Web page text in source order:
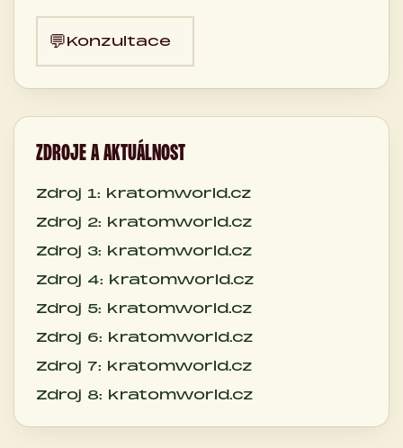
💬Konzultace
ZDROJE A AKTUÁLNOST
Zdroj 1: kratomworld.cz
Zdroj 2: kratomworld.cz
Zdroj 3: kratomworld.cz
Zdroj 4: kratomworld.cz
Zdroj 5: kratomworld.cz
Zdroj 6: kratomworld.cz
Zdroj 7: kratomworld.cz
Zdroj 8: kratomworld.cz